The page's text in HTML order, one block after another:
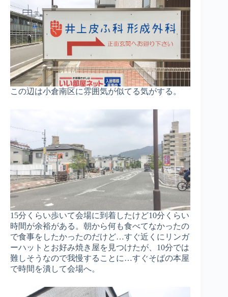
この辺は小倉南区に雰囲気が似てる気がする。
15分くらい歩いて会場に到着したけど10分くらい
時間が余裕がある。朝から何も食べてなかったの
で食事をしたかったのだけど…すぐ近くにリンガ
ーハットとお好み焼き屋を見つけたが、10分では
難しそうなので我慢することに…すぐそばの本屋
で時間を潰して会場へ。